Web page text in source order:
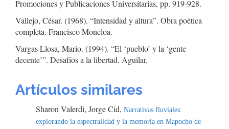
Promociones y Publicaciones Universitarias, pp. 919-928.
Vallejo, César. (1968). “Intensidad y altura”. Obra poética
completa. Francisco Moncloa.
Vargas Llosa, Mario. (1994). “El ‘pueblo’ y la ‘gente
decente’”. Desafíos a la libertad. Aguilar.
Artículos similares
Sharon Valerdi, Jorge Cid, Narrativas fluviales:
explorando la espectralidad y la memoria en Mapocho de